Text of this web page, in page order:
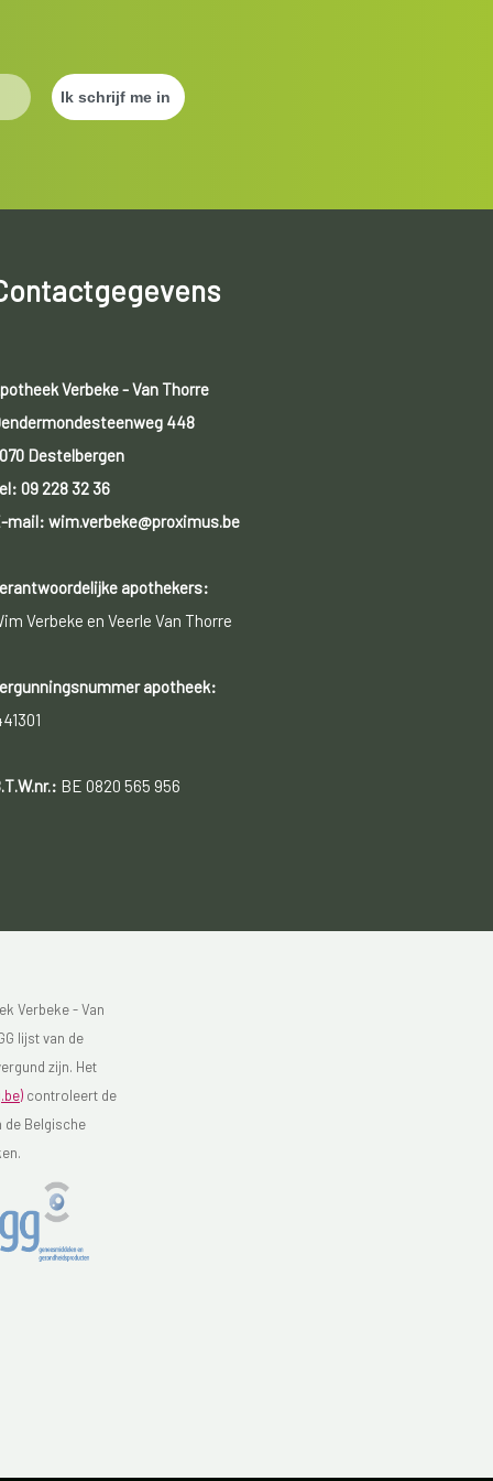
Verbeke - Van Thorre
448
Destelbergen
09 228 32 36
mail: wim.verbeke@proximus.be
apothekers:
Verbeke en Veerle Van Thorre
apotheek:
BE 0820 565 956
Verbeke - Van
lijst van de
zijn. Het
controleert de
de Belgische